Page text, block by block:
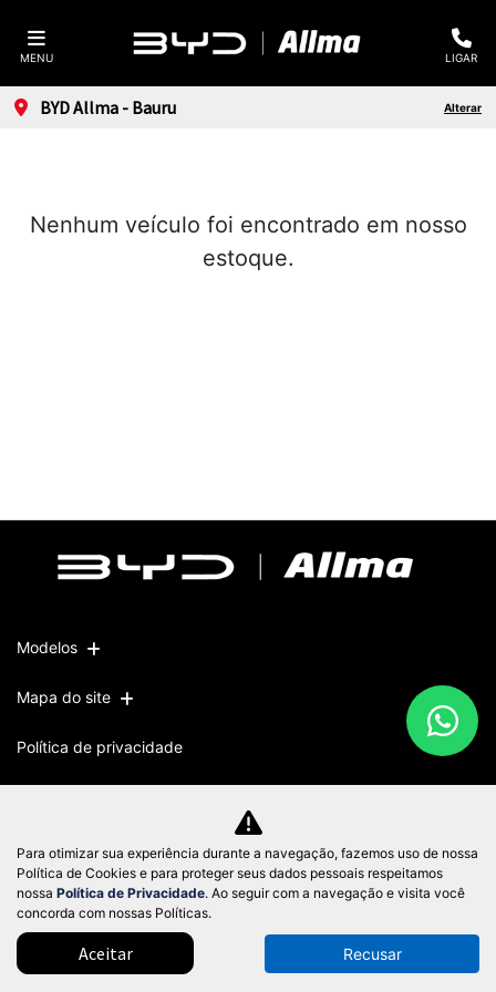
MENU LIGAR
BYD Allma - Bauru Alterar
Nenhum veículo foi encontrado em nosso
estoque.
Modelos
Mapa do site
Política de privacidade
CNPJ: 51.572.871/0001-10
Desacelere. Seu bem maior é a vida.
Desenvolvido pela DEALERSPACE ® Direitos Reservados.
Para otimizar sua experiência durante a navegação, fazemos uso de nossa
Política de Cookies e para proteger seus dados pessoais respeitamos
nossa Política de Privacidade. Ao seguir com a navegação e visita você
concorda com nossas Políticas.
Aceitar Recusar